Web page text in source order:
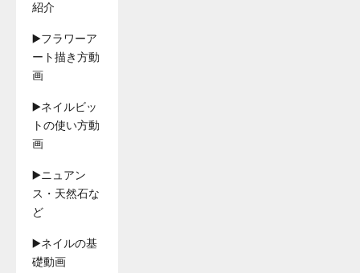
紹介
▶️フラワーア
ート描き方動
画
▶️ネイルビッ
トの使い方動
画
▶️ニュアン
ス・天然石な
ど
▶️ネイルの基
礎動画